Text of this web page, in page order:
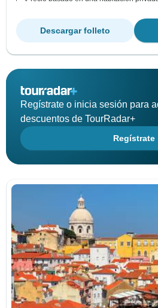
Descargar folleto
Regístrate o inicia sesión para
descuentos de TourRadar+
Regístrate